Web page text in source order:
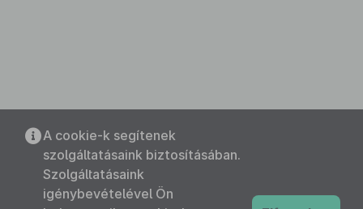
A cookie-k segítenek
szolgáltatásaink biztosításában.
Szolgáltatásaink
igénybevételével Ön